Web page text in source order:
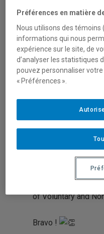
Félicitations à
est un des
duPrix Relève
Fonds de recherche
Marc est étudiant au
sous la
Article primé :
Innovation: Within
of Voluntary and
Bravo !
Préférences en matière
Nous utilisons des témoins
informations qui nous
expérience sur le site, de
d’analyser les statistiques
pouvez personnaliser
« Préférences ».